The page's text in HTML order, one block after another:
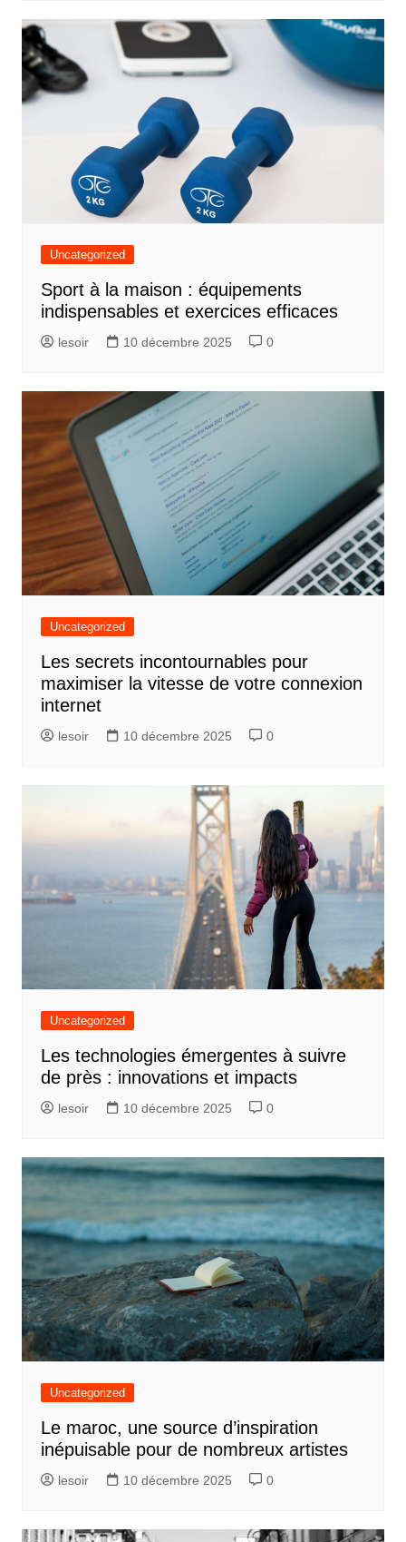
Uncategorized
Sport à la maison : équipements
indispensables et exercices efficaces
lesoir 10 décembre 2025 0
Uncategorized
Les secrets incontournables pour
maximiser la vitesse de votre connexion
internet
lesoir 10 décembre 2025 0
Uncategorized
Les technologies émergentes à suivre
de près : innovations et impacts
lesoir 10 décembre 2025 0
Uncategorized
Le maroc, une source d’inspiration
inépuisable pour de nombreux artistes
lesoir 10 décembre 2025 0